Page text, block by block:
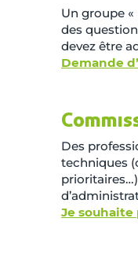
Un groupe
des
devez être
Demande
Des
techniques
Je souhaite